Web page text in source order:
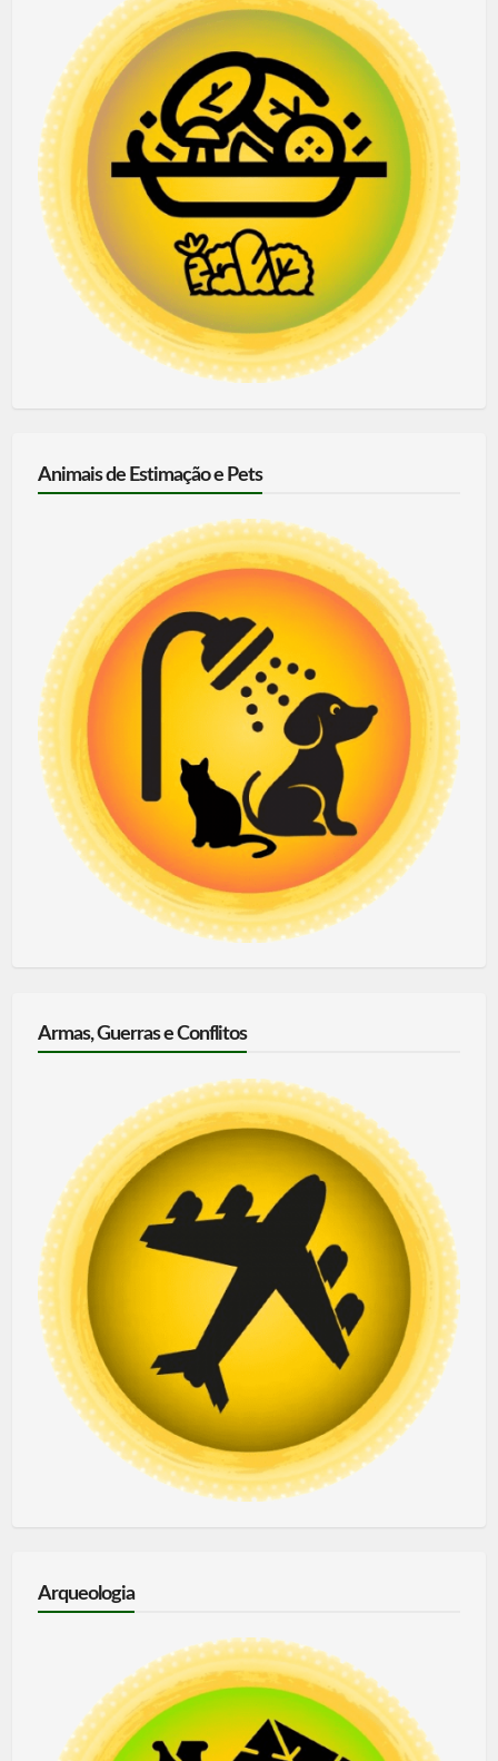
Animais de Estimação e Pets
Armas, Guerras e Conflitos
Arqueologia